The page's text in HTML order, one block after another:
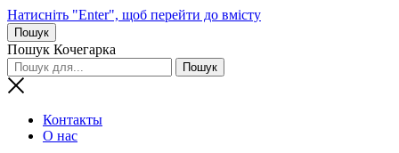
Натисніть "Enter", щоб перейти до вмісту
Пошук
Пошук Кочегарка
Контакты
О нас